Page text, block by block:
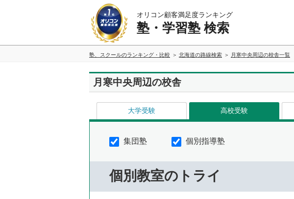
オリコン顧客満足度ランキング
塾・学習塾 検索
塾、スクールのランキング・比較 北海道の路線検索 月寒中央周辺の校舎一覧
月寒中央周辺の校舎
大学受験 高校受験
集団塾 個別指導塾
個別教室のトライ